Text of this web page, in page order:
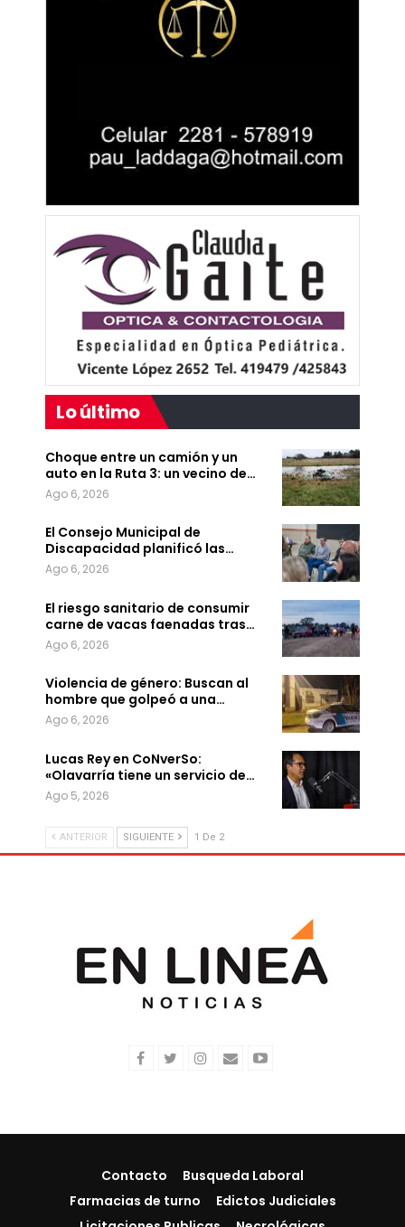
Lo último
Choque entre un camión y un
auto en la Ruta 3: un vecino de…
Ago 6, 2026
El Consejo Municipal de
Discapacidad planificó las…
Ago 6, 2026
El riesgo sanitario de consumir
carne de vacas faenadas tras…
Ago 6, 2026
Violencia de género: Buscan al
hombre que golpeó a una…
Ago 6, 2026
Lucas Rey en CoNverSo:
«Olavarría tiene un servicio de…
Ago 5, 2026
ANTERIOR SIGUIENTE 1 De 2
Contacto
Busqueda Laboral
Farmacias de turno
Edictos Judiciales